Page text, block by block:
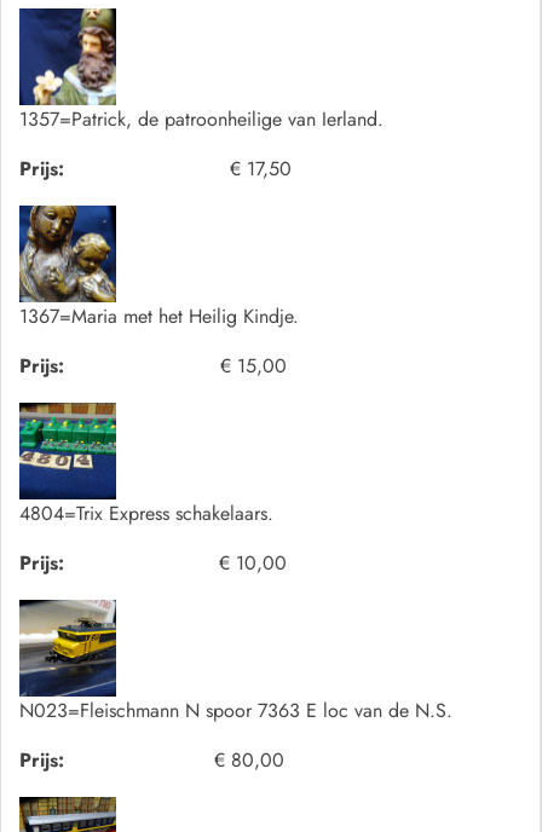
1357=Patrick, de patroonheilige van Ierland.
Prijs:
€ 17,50
1367=Maria met het Heilig Kindje.
Prijs:
€ 15,00
4804=Trix Express schakelaars.
Prijs:
€ 10,00
N023=Fleischmann N spoor 7363 E loc van de N.S.
Prijs:
€ 80,00